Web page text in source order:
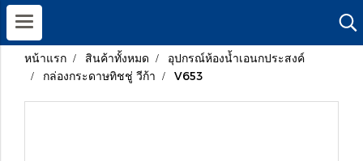
หน้าแรก สินค้าทั้งหมด
อุปกรณ์ห้องน้ำเอนกประสงค์
กล่องกระดาษทิชชู่ วีก้า
V653